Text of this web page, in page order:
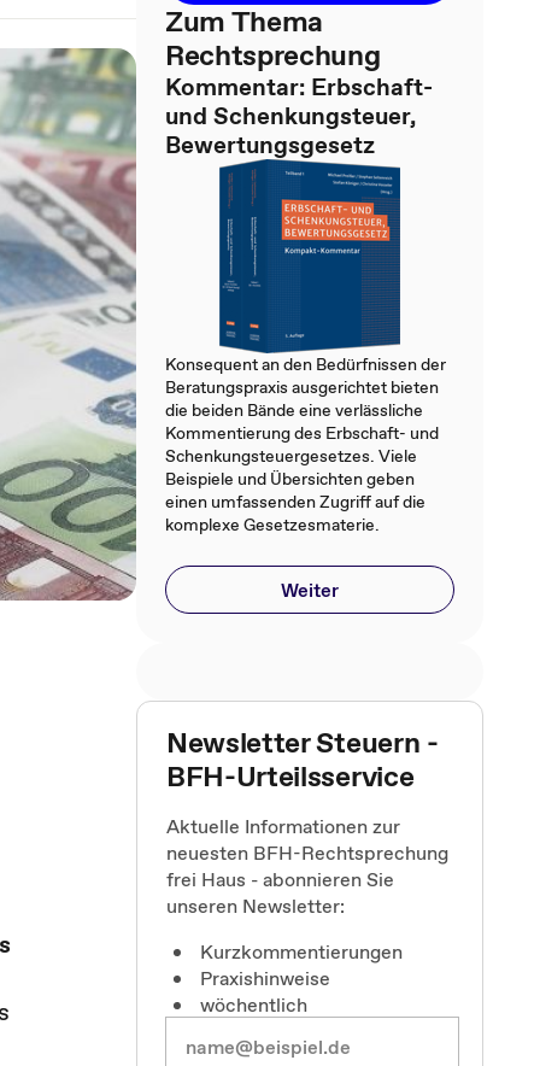
Zum Thema
Rechtsprechung
Kommentar: Erbschaft-
und Schenkungsteuer,
Bewertungsgesetz
Konsequent an den Bedürfnissen der
Beratungspraxis ausgerichtet bieten
die beiden Bände eine verlässliche
Kommentierung des Erbschaft- und
Schenkungsteuergesetzes. Viele
Beispiele und Übersichten geben
einen umfassenden Zugriff auf die
komplexe Gesetzesmaterie.
Weiter
Newsletter Steuern -
BFH-Urteilsservice
Aktuelle Informationen zur
neuesten BFH-Rechtsprechung
frei Haus - abonnieren Sie
unseren Newsletter:
Kurzkommentierungen
Praxishinweise
wöchentlich